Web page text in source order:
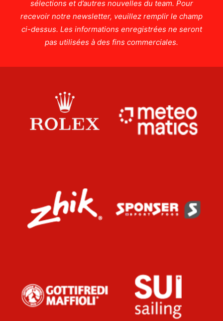
sélections et d’autres nouvelles du team. Pour
recevoir notre newsletter, veuillez remplir le champ
ci-dessus. Les informations enregistrées ne seront
pas utilisées à des fins commerciales.